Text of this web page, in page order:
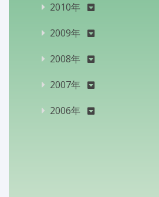
2010年
2009年
2008年
2007年
2006年